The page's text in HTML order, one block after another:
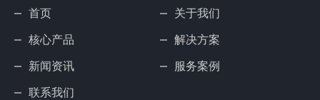
首页
关于我们
核心产品
解决方案
新闻资讯
服务案例
联系我们